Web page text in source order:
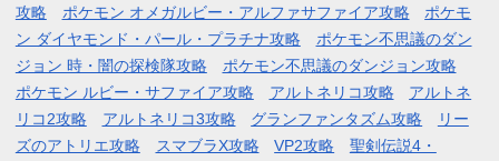
攻略
ポケモン オメガルビー・アルファサファイア攻略
ポケモ
ン ダイヤモンド・パール・プラチナ攻略
ポケモン不思議のダン
ジョン 時・闇の探検隊攻略
ポケモン不思議のダンジョン攻略
ポケモン ルビー・サファイア攻略
アルトネリコ攻略
アルトネ
リコ2攻略
アルトネリコ3攻略 グランファンタズム攻略
リー
ズのアトリエ攻略
スマブラX攻略 VP2攻略 聖剣伝説4・